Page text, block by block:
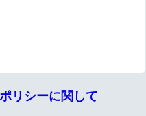
リシーに関して